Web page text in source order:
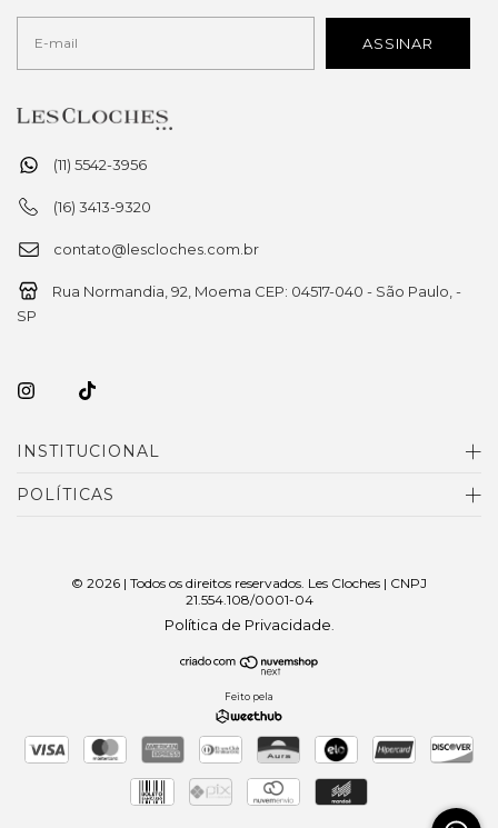
(11) 5542-3956
(16) 3413-9320
contato@lescloches.com.br
Rua Normandia, 92, Moema CEP: 04517-040 - São Paulo, -
SP
INSTITUCIONAL
POLÍTICAS
© 2026 | Todos os direitos reservados. Les Cloches | CNPJ
21.554.108/0001-04
Política de Privacidade.
Feito pela